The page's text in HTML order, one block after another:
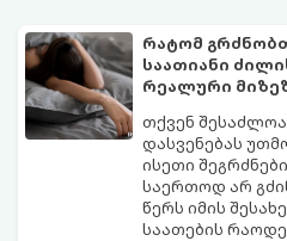
რატომ
საათიანი
რეალური
თქვენ
დასვენებას
ისეთი
საერთოდ არ
წერს იმის
საათების